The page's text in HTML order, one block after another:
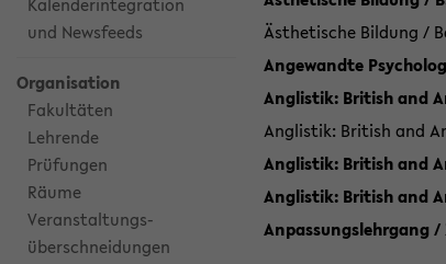
und Newsfeeds
Organisation
Fakultäten
Lehrende
Prüfungen
Räume
Veranstaltungs-
überschneidungen
Ästhetische Bildung /
Angewandte
Anglistik: British and
Anglistik: British and
Anglistik: British and
Anglistik: British and
Anpassungslehrgang